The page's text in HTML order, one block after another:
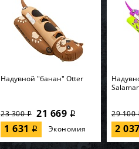
Надувной "банан" Otter
23 300i 21 669 i
1 631 i Экономия
29 100
2